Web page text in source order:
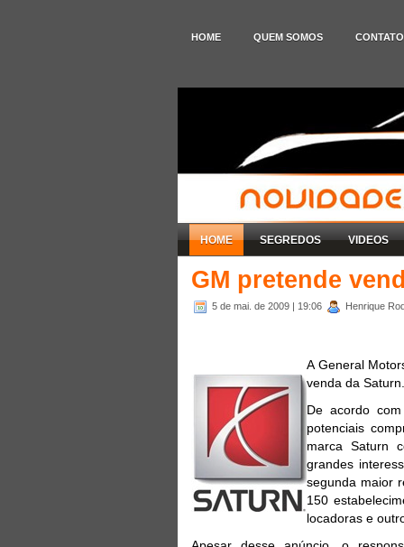
HOME QUEM SOMOS CONTATO
HOME SEGREDOS VIDEOS
GM pretende
5 de mai. de 2009 | 19:06 Henrique
A General
venda da Saturn.
De acordo
potenciais
marca Saturn
grandes
segunda maior
150
locadoras e